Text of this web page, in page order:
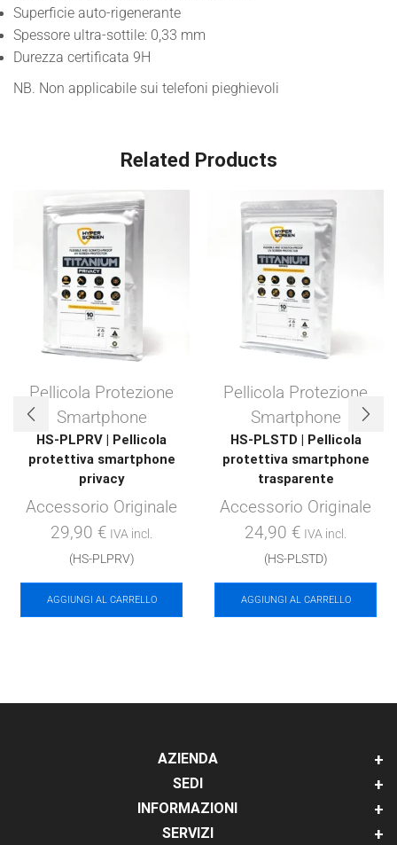
Superficie auto-rigenerante
Spessore ultra-sottile: 0,33 mm
Durezza certificata 9H
NB. Non applicabile sui telefoni pieghievoli
Related Products
Pellicola Protezione
Smartphone
HS-PLPRV | Pellicola
protettiva smartphone
privacy
Accessorio Originale
29,90 € IVA incl.
(HS-PLPRV)
AGGIUNGI AL CARRELLO
Pellicola Protezione
Smartphone
HS-PLSTD | Pellicola
protettiva smartphone
trasparente
Accessorio Originale
24,90 € IVA incl.
(HS-PLSTD)
AGGIUNGI AL CARRELLO
AZIENDA
SEDI
INFORMAZIONI
SERVIZI